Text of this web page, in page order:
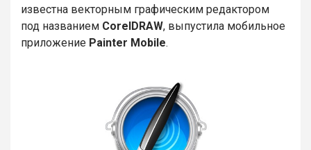
известна векторным графическим редактором
под названием CorelDRAW, выпустила мобильное
приложение Painter Mobile.